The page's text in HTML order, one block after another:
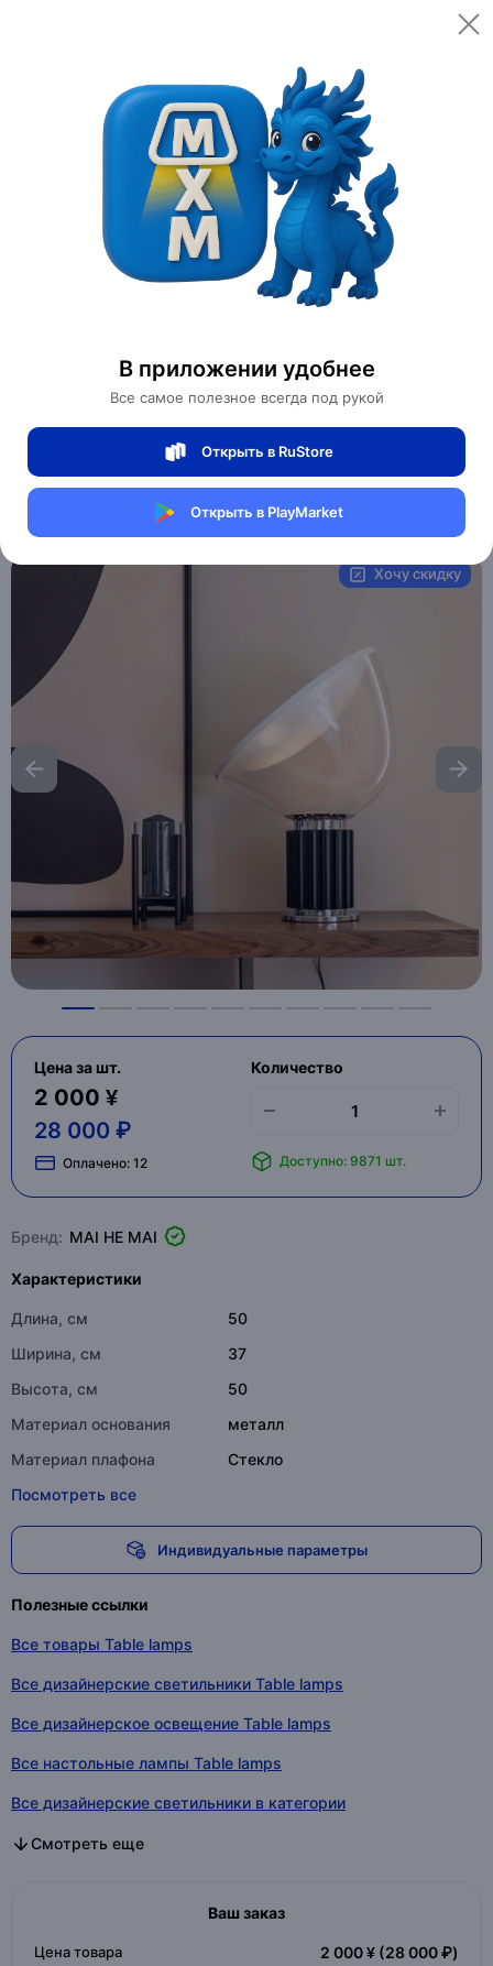
В приложении удобнее
Все самое полезное всегда под рукой
Открыть в RuStore
Открыть в PlayMarket
Открыть
Категории
Дизайнерские светильники
Настольная лампа CHUCK 37*50, черный, металл, Е27.
металл, Е27.
Магазин Table lamps
MAI_HE_MAI_CHUCK
Хочу скидку
Цена за шт.
2 000 ¥
28 000 ₽
Оплачено: 12
Количество
Доступно: 9871 шт.
Бренд: MAI HE MAI
Характеристики
Длина, см
50
Ширина, см
37
Высота, см
50
Материал основания
металл
Материал плафона
Стекло
Посмотреть все
Индивидуальные параметры
Полезные ссылки
Все товары Table lamps
Все дизайнерские светильники Table lamps
Все дизайнерское освещение Table lamps
Все настольные лампы Table lamps
Все дизайнерские светильники в категории
Все дизайнерское освещение в категории
Все настольные лампы в категории
Смотреть еще
Ваш заказ
Цена товара 2 000 ¥ (28 000 ₽)